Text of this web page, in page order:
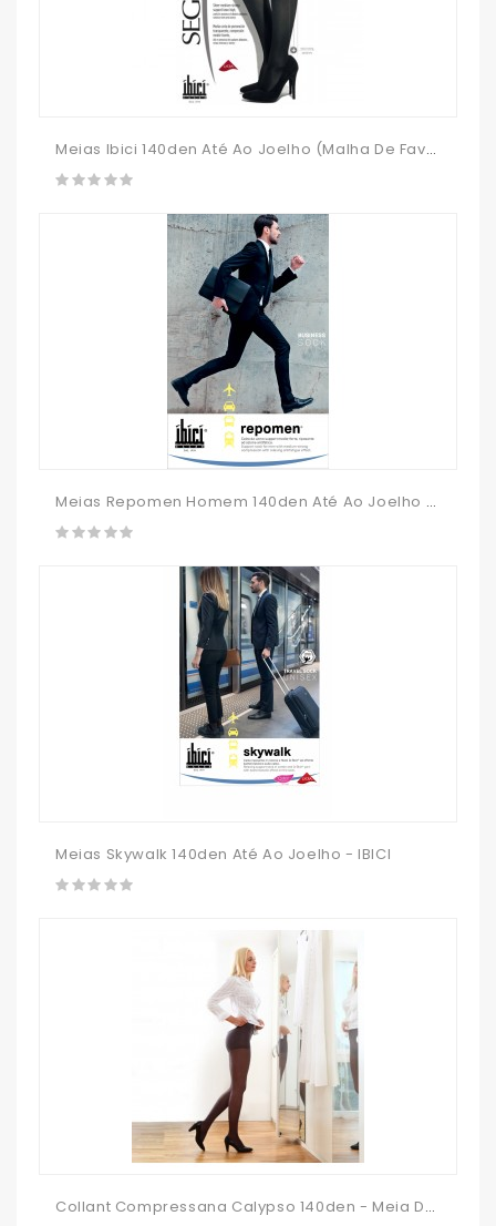
Meias Ibici 140den Até Ao Joelho (malha De Favo)
Meias Repomen Homem 140den Até Ao Joelho - IBICI
Meias Skywalk 140den Até Ao Joelho - IBICI
Collant Compressana Calypso 140den - Meia De Descanso